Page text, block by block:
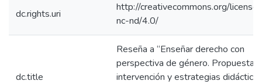
dc.rights.uri
http://creativecommons.org/
nc-nd/4.0/
dc.title
Reseña a “Enseñar derecho con
perspectiva de género. Propuestas
intervención y estrategias didáctico-